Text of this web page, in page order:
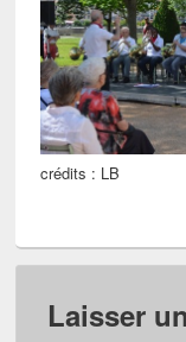
crédits : LB
Laisser